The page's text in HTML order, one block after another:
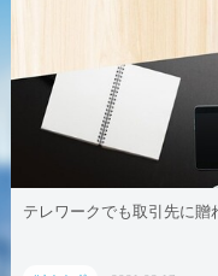
テレワークでも取引先に